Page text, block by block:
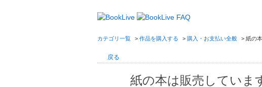
カテゴリ一覧 > 作品を購入する > 購入・お支払い全般 > 紙の
戻る
紙の本は販売していま